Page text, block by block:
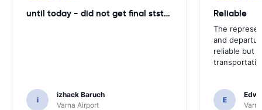
until today - did not get final ststemant of the rent !!
i
izhack Baruch
Varna Airport
Reliable
The
and
reliable but
E